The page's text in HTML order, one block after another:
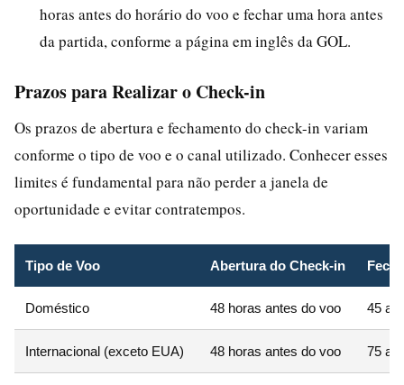
horas antes do horário do voo e fechar uma hora antes
da partida, conforme a página em inglês da GOL.
Prazos para Realizar o Check-in
Os prazos de abertura e fechamento do check-in variam
conforme o tipo de voo e o canal utilizado. Conhecer esses
limites é fundamental para não perder a janela de
oportunidade e evitar contratempos.
Tipo de Voo Abertura do Check-in
Doméstico 48 horas antes do voo 45 a
Internacional (exceto EUA) 48 horas antes do voo 75 a